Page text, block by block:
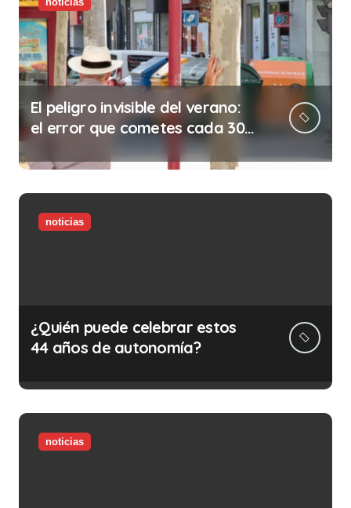
El peligro invisible del verano:
el error que cometes cada 30
minutos en tu trabajo (y la
ilegalidad que te puede costar
la vida)
noticias
¿Quién puede celebrar estos
44 años de autonomía?
noticias